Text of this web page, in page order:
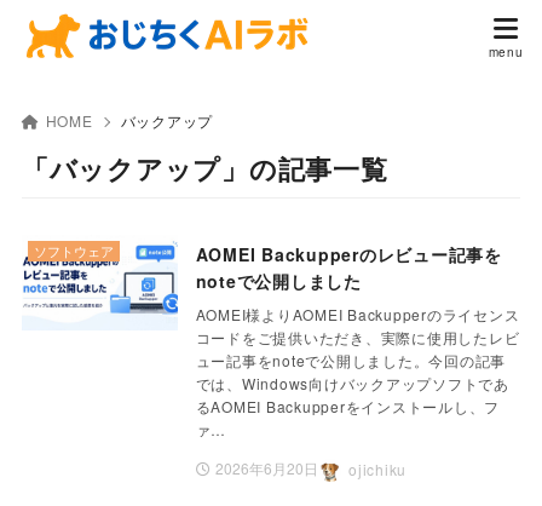
HOME バックアップ
「バックアップ」の記事一覧
AOMEI Backupperのレビュー記事を
noteで公開しました
AOMEI様よりAOMEI Backupperのライセンス
コードをご提供いただき、実際に使用したレビ
ュー記事をnoteで公開しました。今回の記事
では、Windows向けバックアップソフトであ
るAOMEI Backupperをインストールし、フ
ァ…
2026年6月20日
ソフトウェア
ojichiku